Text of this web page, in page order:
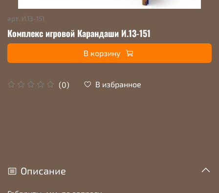
арт. И.13-151
Комплекс игровой Карандаши И.13-151
(0) В избранное
В корзину
Описание